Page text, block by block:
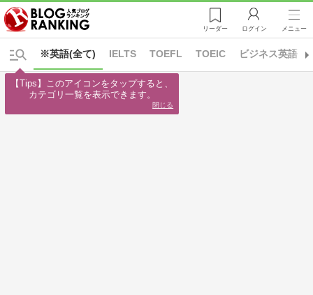
リーダー ログイン メニュー
※英語(全て) IELTS TOEFL TOEIC ビジネス英語
【Tips】このアイコンをタップすると、
カテゴリ一覧を表示できます。
閉じる